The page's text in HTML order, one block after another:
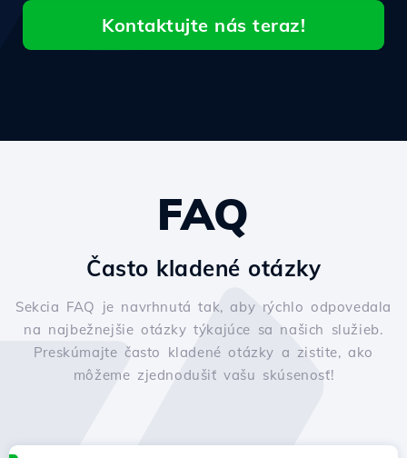
Kontaktujte nás teraz!
FAQ
Často kladené otázky
Sekcia FAQ je navrhnutá tak, aby rýchlo odpovedala
na najbežnejšie otázky týkajúce sa našich služieb.
Preskúmajte často kladené otázky a zistite, ako
môžeme zjednodušiť vašu skúsenosť!